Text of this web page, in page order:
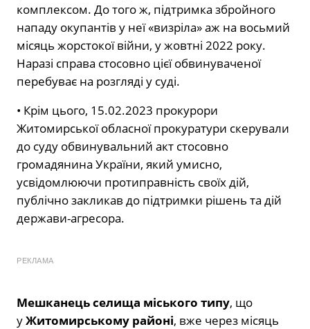
комплексом. До того ж, підтримка збройного
нападу окупантів у неї «визріла» аж на восьмий
місяць жорстокої війни, у жовтні 2022 року.
Наразі справа стосовно цієї обвинуваченої
перебуває на розгляді у суді.
• Крім цього, 15.02.2023 прокурори
Житомирської обласної прокуратури скерували
до суду обвинувальний акт стосовно
громадянина України, який умисно,
усвідомлюючи протиправність своїх дій,
публічно закликав до підтримки рішень та дій
держави-агресора.
РЕКЛАМА
Мешканець селища міського типу, що
уЖитомирському районі, вже через місяць